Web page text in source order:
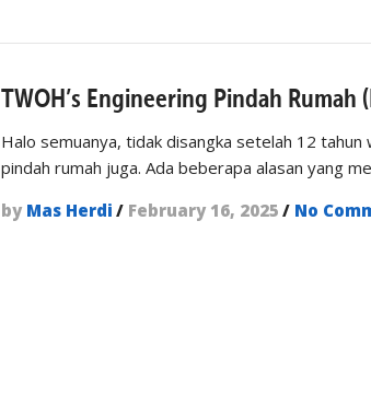
TWOH’s Engineering Pindah Rumah
Halo semuanya, tidak disangka setelah 12
pindah rumah juga. Ada beberapa alasan yang
by Mas Herdi / February 16, 2025 / No